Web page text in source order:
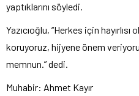
yaptıklarını söyledi.
Yazıcıoğlu, “Herkes için
koruyoruz, hijyene önem
memnun.” dedi.
Muhabir: Ahmet Kayır